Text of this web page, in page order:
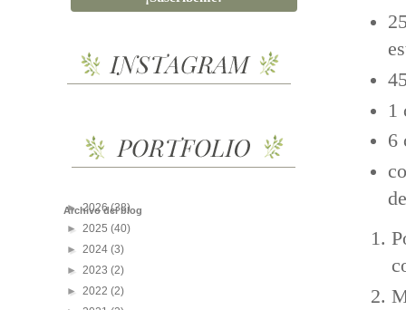
1
6
Archivo del blog
►2026(38)
► 2025 (40)
► 2024 (3)
► 2023 (2)
► 2022 (2)